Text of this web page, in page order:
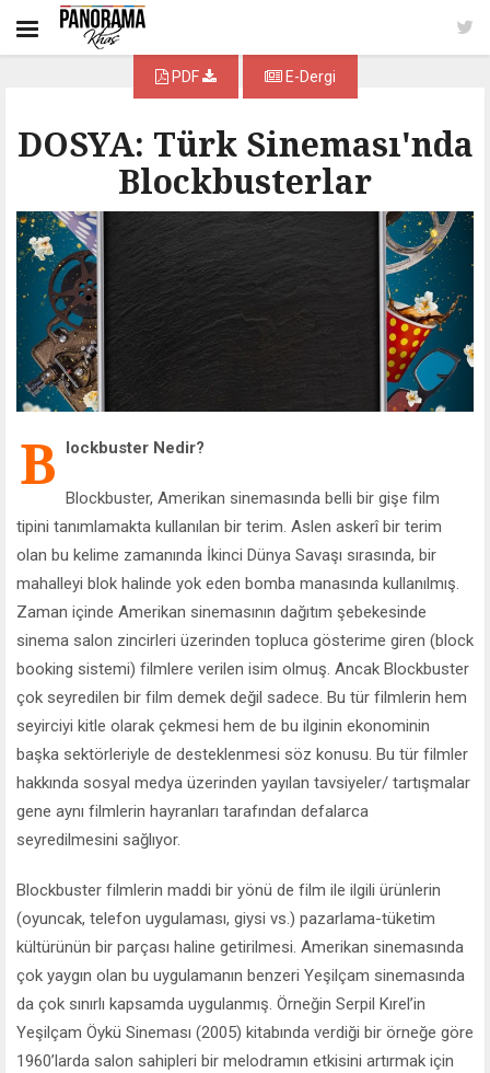
DOSYA: Türk Sineması'nda
Blockbusterlar
PDF E-Dergi
B lockbuster Nedir?
Blockbuster, Amerikan sinemasında belli bir gişe film
tipini tanımlamakta kullanılan bir terim. Aslen askerî bir terim
olan bu kelime zamanında İkinci Dünya Savaşı sırasında, bir
mahalleyi blok halinde yok eden bomba manasında kullanılmış.
Zaman içinde Amerikan sinemasının dağıtım şebekesinde
sinema salon zincirleri üzerinden topluca gösterime giren (block
booking sistemi) filmlere verilen isim olmuş. Ancak Blockbuster
çok seyredilen bir film demek değil sadece. Bu tür filmlerin hem
seyirciyi kitle olarak çekmesi hem de bu ilginin ekonominin
başka sektörleriyle de desteklenmesi söz konusu. Bu tür filmler
hakkında sosyal medya üzerinden yayılan tavsiyeler/ tartışmalar
gene aynı filmlerin hayranları tarafından defalarca
seyredilmesini sağlıyor.
Blockbuster filmlerin maddi bir yönü de film ile ilgili ürünlerin
(oyuncak, telefon uygulaması, giysi vs.) pazarlama-tüketim
kültürünün bir parçası haline getirilmesi. Amerikan sinemasında
çok yaygın olan bu uygulamanın benzeri Yeşilçam sinemasında
da çok sınırlı kapsamda uygulanmış. Örneğin Serpil Kırel’in
Yeşilçam Öykü Sineması (2005) kitabında verdiği bir örneğe göre
1960’larda salon sahipleri bir melodramın etkisini artırmak için